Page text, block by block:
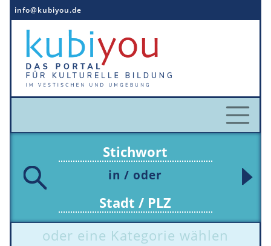
Direkt
zum
Inhalt
info@kubiyou.de
in / oder
oder eine Kategorie wählen